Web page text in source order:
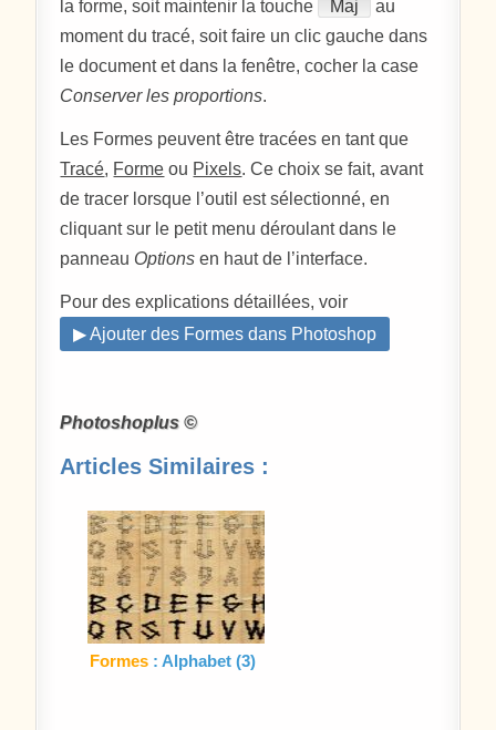
la forme, soit maintenir la touche Maj
au
moment du tracé, soit faire un clic gauche dans
le document et dans la fenêtre, cocher la case
Conserver les proportions.
Les Formes peuvent être tracées en tant que
Tracé, Forme ou Pixels. Ce choix se fait, avant
de tracer lorsque l’outil est sélectionné, en
cliquant sur le petit menu déroulant dans le
panneau Options en haut de l’interface.
Pour des explications détaillées, voir
▶ Ajouter des Formes dans Photoshop
Photoshoplus ©
Articles Similaires :
Formes : Alphabet (3)